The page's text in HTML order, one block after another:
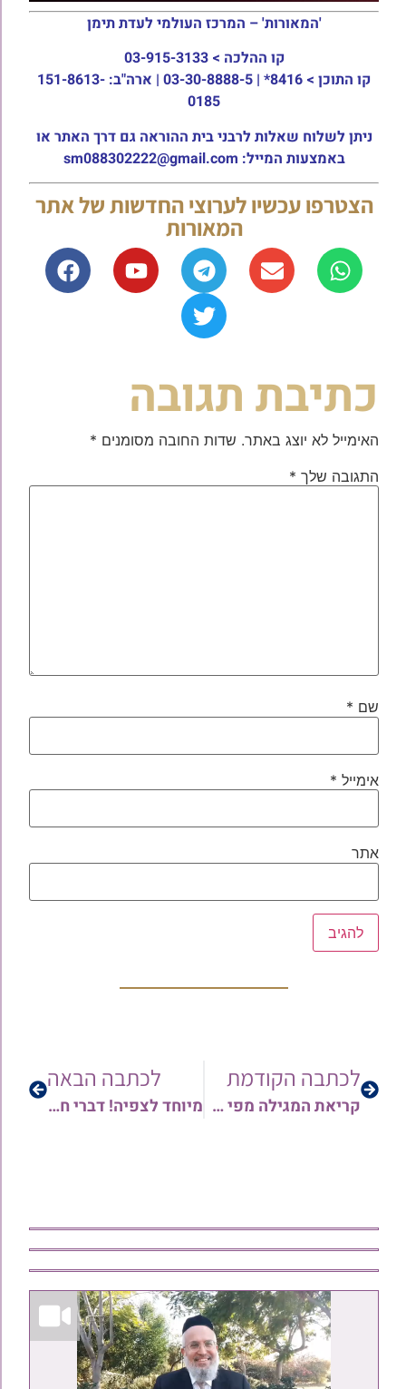
'המאורות' – המרכז העולמי לעדת תימן
קו ההלכה > 03-915-3133
קו התוכן >
8416* | 03-30-8888-5 | ארה"ב: 151-8613-
0185
ניתן לשלוח שאלות לרבני בית ההוראה גם דרך האתר או
באמצעות המייל: sm088302222@gmail.com
הצטרפו עכשיו לערוצי החדשות של אתר
המאורות
כתיבת תגובה
האימייל לא יוצג באתר. שדות החובה מסומנים *
התגובה שלך *
שם *
אימייל *
אתר
לכתבה הקודמת
קריאת המגילה מפי הרה"ג רבי ארז רמתי שליט"א – צפו כעת
לכתבה הבאה
מיוחד לצפיה! דברי חיזוק קודם קריאת המגילה, וקטעים מקריאת המגילה – מאת מרן הגר"ש קורח זצוק"ל